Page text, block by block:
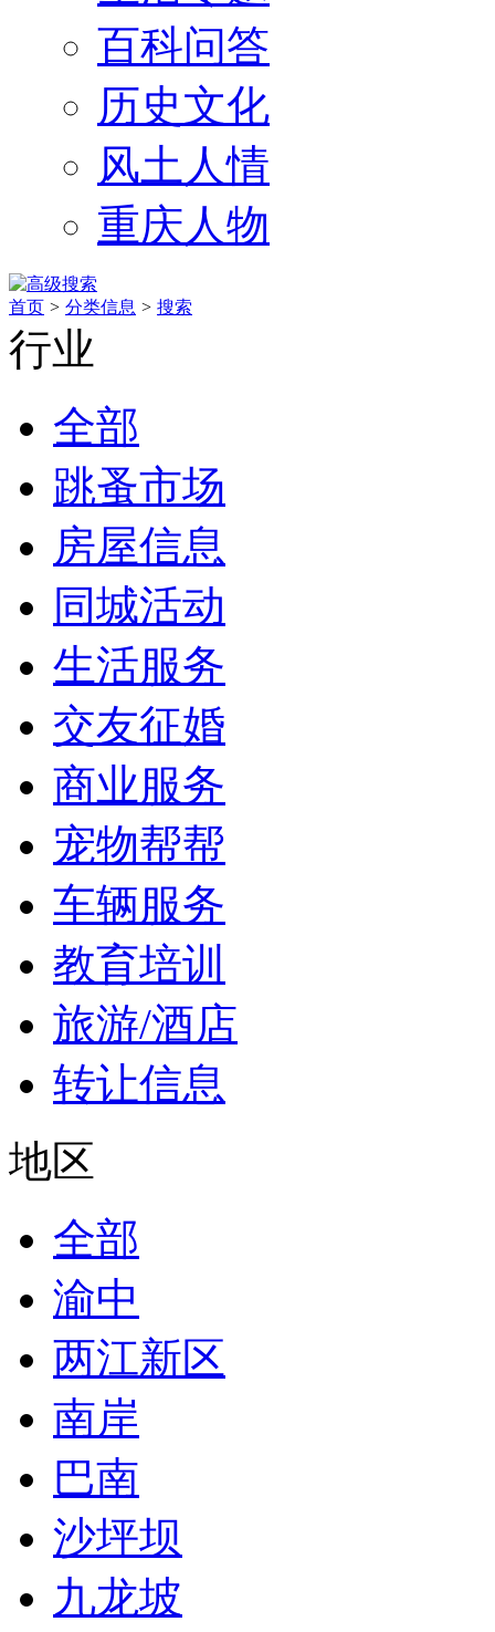
百科问答
历史文化
风土人情
重庆人物
首页 > 分类信息 > 搜索
行业
全部
跳蚤市场
房屋信息
同城活动
生活服务
交友征婚
商业服务
宠物帮帮
车辆服务
教育培训
旅游/酒店
转让信息
地区
全部
渝中
两江新区
南岸
巴南
沙坪坝
九龙坡